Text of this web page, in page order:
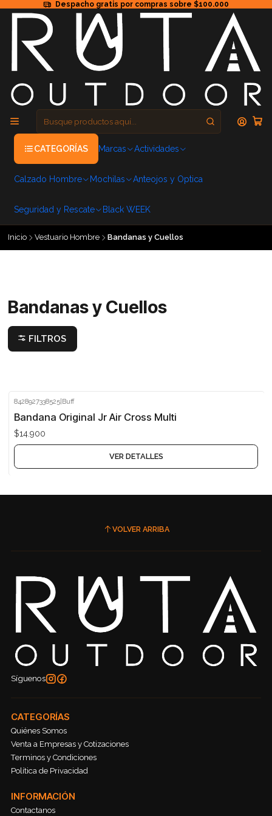
Despacho gratis por compras sobre $100.000
CATEGORÍAS Marcas Actividades
Calzado Hombre Mochilas Anteojos y Optica
Seguridad y Rescate Black WEEK
Inicio Vestuario Hombre Bandanas y Cuellos
Bandanas y Cuellos
FILTROS
8428927338525|Buff
Bandana Original Jr Air Cross Multi
$14.900
VER DETALLES
VOLVER ARRIBA
Síguenos
CATEGORÍAS
Quiénes Somos
Venta a Empresas y Cotizaciones
Terminos y Condiciones
Política de Privacidad
INFORMACIÓN
Contactanos